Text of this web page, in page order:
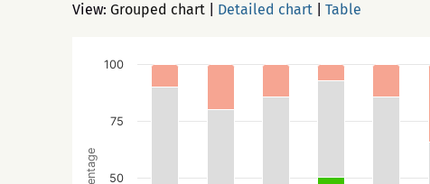
View: Grouped chart Detailed chart Table
50
75
100